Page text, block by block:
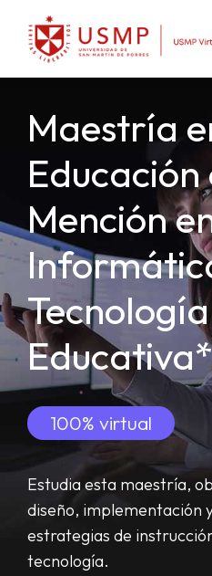
Maestría
Educación
Mención
Tecnología
100% virtual
Estudia esta maestría,
diseño, implementación
estrategias de
tecnología.